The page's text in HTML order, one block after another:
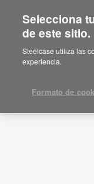
Ideas de
Selecciona
de este sitio.
Steelcase utiliza las
experiencia.
Formato de